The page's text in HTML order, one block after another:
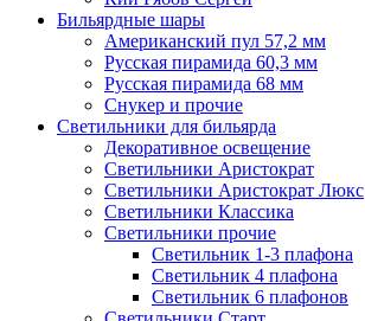
Бильярдные шары
Американский пул 57,2 мм
Русская пирамида 60,3 мм
Русская пирамида 68 мм
Снукер и прочие
Светильники для бильярда
Декоративное освещение
Светильники Аристократ
Светильники Аристократ Люкс
Светильники Классика
Светильники прочие
Светильник 1-3 плафона
Светильник 4 плафона
Светильник 6 плафонов